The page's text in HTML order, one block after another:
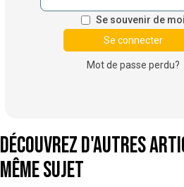
Se souvenir de moi
Mot de passe perdu?
Découvrez d'autres
même sujet